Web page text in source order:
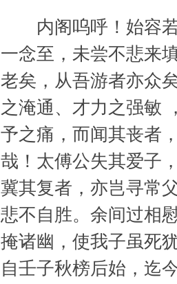
内阁呜呼！始容若
一念至，未尝不悲来
老矣，从吾游者亦众
之淹通、才力之强敏
予之痛，而闻其丧者
哉！太傅公失其爱子
冀其复者，亦岂寻常
悲不自胜。余间过相
掩诸幽，使我子虽死
自壬子秋榜后始，迄